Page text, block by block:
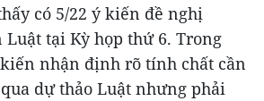
có 5/22 ý kiến đề nghị
Luật tại Kỳ họp thứ 6. Trong
nhận định rõ tính chất cần
dự thảo Luật nhưng phải